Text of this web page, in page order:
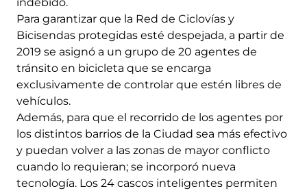
Para garantizar que la Red de Ciclovías y
Bicisendas protegidas esté despejada, a partir de
2019 se asignó a un grupo de 20 agentes de
tránsito en bicicleta que se encarga
exclusivamente de controlar que estén libres de
vehículos.
Además, para que el recorrido de los agentes por
los distintos barrios de la Ciudad sea más efectivo
y puedan volver a las zonas de mayor conflicto
cuando lo requieran; se incorporó nueva
tecnología. Los 24 cascos inteligentes permiten